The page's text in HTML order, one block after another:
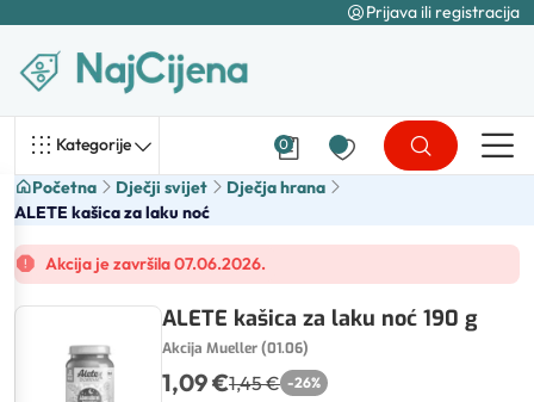
Prijava ili registracija
Kategorije 0
Početna Dječji svijet
Dječja hrana
ALETE kašica za laku noć
Akcija je završila 07.06.2026.
ALETE kašica za laku noć 190 g
Akcija Mueller (01.06)
1,09 €1,45 € -26%